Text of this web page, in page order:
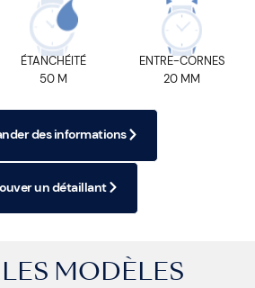
ÉTANCHÉITÉ
50 M
ENTRE-CORNES
20 MM
des informations
un détaillant
LES MODÈLES